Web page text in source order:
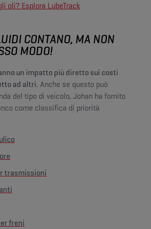
oli? Esplora LubeTrack
CONTANO, MA NON
MODO!
un impatto più diretto sui costi
ad altri. Anche se questo può
del tipo di veicolo, Johan ha fornito
come classifica di priorità
trasmissioni
freni